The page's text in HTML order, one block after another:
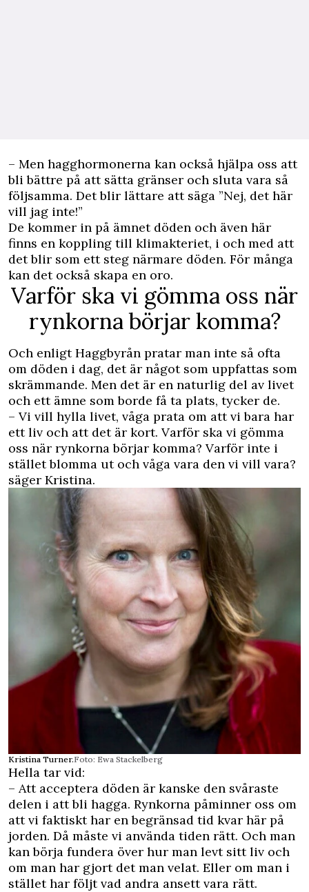
– Men hagghormonerna kan också hjälpa oss att
bli bättre på att sätta gränser och sluta vara så
följsamma. Det blir lättare att säga ”Nej, det här
vill jag inte!”
De kommer in på ämnet döden och även här
finns en koppling till klimakteriet, i och med att
det blir som ett steg närmare döden. För många
kan det också skapa en oro.
Varför ska vi gömma oss när
rynkorna börjar komma?
Och enligt Haggbyrån pratar man inte så ofta
om döden i dag, det är något som uppfattas som
skrämmande. Men det är en naturlig del av livet
och ett ämne som borde få ta plats, tycker de.
– Vi vill hylla livet, våga prata om att vi bara har
ett liv och att det är kort. Varför ska vi gömma
oss när rynkorna börjar komma? Varför inte i
stället blomma ut och våga vara den vi vill vara?
säger Kristina.
Kristina Turner.Foto: Ewa Stackelberg
Hella tar vid:
– Att acceptera döden är kanske den svåraste
delen i att bli hagga. Rynkorna påminner oss om
att vi faktiskt har en begränsad tid kvar här på
jorden. Då måste vi använda tiden rätt. Och man
kan börja fundera över hur man levt sitt liv och
om man har gjort det man velat. Eller om man i
stället har följt vad andra ansett vara rätt.